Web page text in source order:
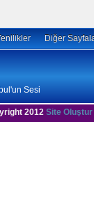
Diğer
Sesi
2012 Site Oluştur